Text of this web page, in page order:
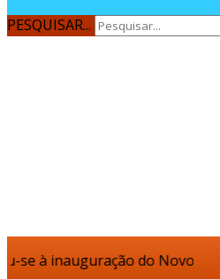
PESQUISAR...
do Novo Lar da